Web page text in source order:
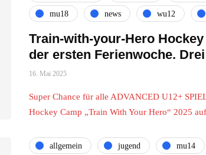
mu18 news wu12
Train-with-your-Hero
der ersten Ferienwoche.
16. Mai 2025
Super Chance für alle ADVANCED U12+
Hockey Camp „Train With Your Hero“ 2025
allgemein jugend mu14